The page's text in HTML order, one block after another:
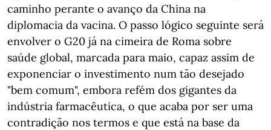
caminho perante o avanço da China na
diplomacia da vacina. O passo lógico seguinte será
envolver o G20 já na cimeira de Roma sobre
saúde global, marcada para maio, capaz assim de
exponenciar o investimento num tão desejado
"bem comum", embora refém dos gigantes da
indústria farmacêutica, o que acaba por ser uma
contradição nos termos e que está na base da